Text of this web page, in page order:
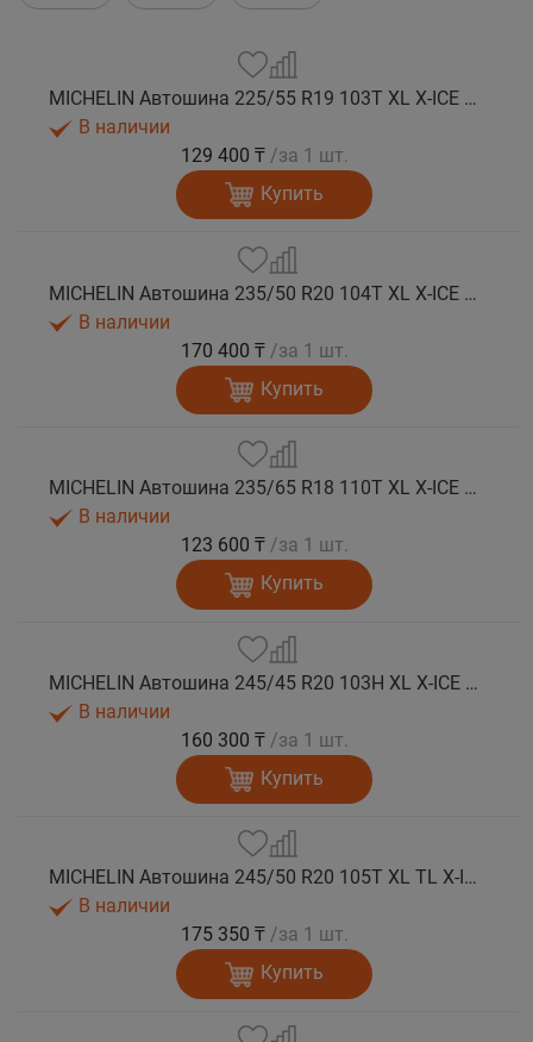
MICHELIN Автошина 225/55 R19 103T XL X-ICE SNOW SUV зима
В наличии
129 400 ₸ /за 1 шт.
Купить
MICHELIN Автошина 235/50 R20 104T XL X-ICE SNOW SUV зима
В наличии
170 400 ₸ /за 1 шт.
Купить
MICHELIN Автошина 235/65 R18 110T XL X-ICE SNOW SUV зима
В наличии
123 600 ₸ /за 1 шт.
Купить
MICHELIN Автошина 245/45 R20 103H XL X-ICE SNOW SUV зима
В наличии
160 300 ₸ /за 1 шт.
Купить
MICHELIN Автошина 245/50 R20 105T XL TL X-ICE SNOW SUV зима
В наличии
175 350 ₸ /за 1 шт.
Купить